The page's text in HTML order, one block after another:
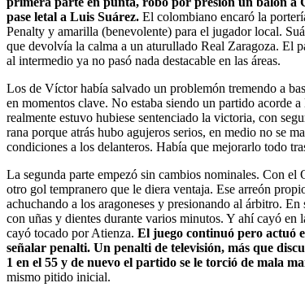
pase letal a Luis Suárez. El colombiano encaró la
Penalty y amarilla (benevolente) para el jugador local.
que devolvía la calma a un aturullado Real Zaragoza. El
al intermedio ya no pasó nada destacable en las áreas.
Los de Víctor había salvado un problemón tremendo a
en momentos clave. No estaba siendo un partido acorde
realmente estuvo hubiese sentenciado la victoria, con
rana porque atrás hubo agujeros serios, en medio no se
condiciones a los delanteros. Había que mejorarlo todo
La segunda parte empezó sin cambios nominales. Con
otro gol tempranero que le diera ventaja. Ese arreón
achuchando a los aragoneses y presionando al árbitro.
con uñas y dientes durante varios minutos. Y ahí cayó en
cayó tocado por Atienza. El juego continuó pero actuó
señalar penalti. Un penalti de televisión, más que
1 en el 55 y de nuevo el partido se le torció de mala
mismo pitido inicial.